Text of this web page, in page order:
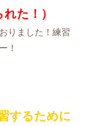
た！）
りました！練習
！
するために